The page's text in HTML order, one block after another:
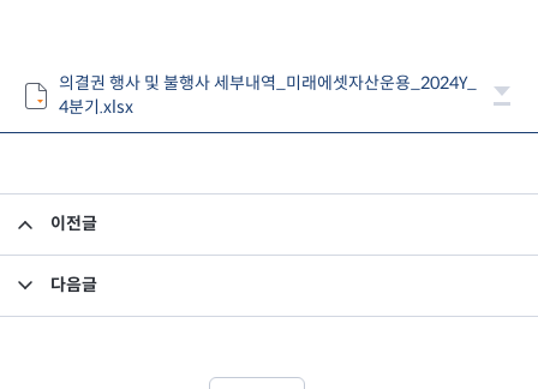
의결권 행사 및 불행사 세부내역_미래에셋자산운용_2024Y_
4분기.xlsx
이전글
다음글